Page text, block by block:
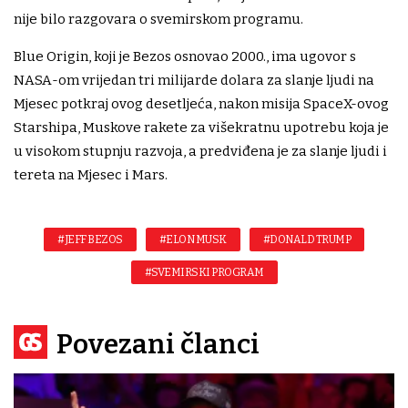
nije bilo razgovara o svemirskom programu.
Blue Origin, koji je Bezos osnovao 2000., ima ugovor s
NASA-om vrijedan tri milijarde dolara za slanje ljudi na
Mjesec potkraj ovog desetljeća, nakon misija SpaceX-ovog
Starshipa, Muskove rakete za višekratnu upotrebu koja je
u visokom stupnju razvoja, a predviđena je za slanje ljudi i
tereta na Mjesec i Mars.
#JEFF BEZOS #ELON MUSK #DONALD TRUMP
#SVEMIRSKI PROGRAM
Povezani članci